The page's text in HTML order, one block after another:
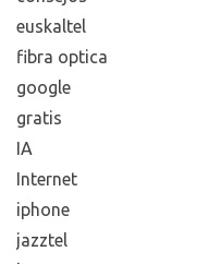
euskaltel
fibra optica
google
gratis
IA
Internet
iphone
jazztel